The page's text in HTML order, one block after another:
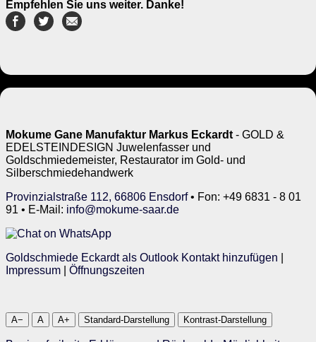
Empfehlen Sie uns weiter. Danke!
Mokume Gane Manufaktur Markus Eckardt - GOLD &
EDELSTEINDESIGN Juwelenfasser und
Goldschmiedemeister, Restaurator im Gold- und
Silberschmiedehandwerk
Provinzialstraße 112, 66806 Ensdorf• Fon: +49 6831 - 8 01
91 • E-Mail: info@mokume-saar.de
Goldschmiede Eckardt als Outlook Kontakt hinzufügen
Impressum
Öffnungszeiten
A− A A+ Standard-Darstellung Kontrast-Darstellung